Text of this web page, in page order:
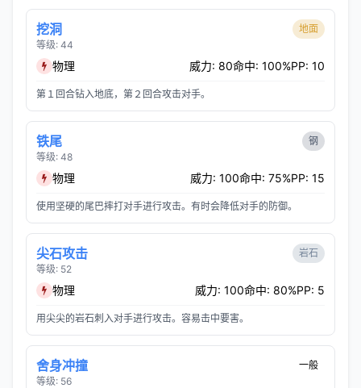
挖洞
等级: 44
地面
物理 威力: 80命中: 100%PP: 10
第１回合钻入地底，第２回合攻击对手。
铁尾
等级: 48
钢
物理 威力: 100命中: 75%PP: 15
使用坚硬的尾巴摔打对手进行攻击。有时会降低对手的防御。
尖石攻击
等级: 52
岩石
物理 威力: 100命中: 80%PP: 5
用尖尖的岩石刺入对手进行攻击。容易击中要害。
舍身冲撞
等级: 56
一般